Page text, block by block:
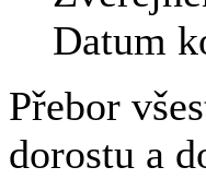
Datum
Přebor
dorostu a